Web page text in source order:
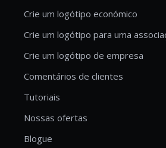
Crie um logótipo económico
Crie um logótipo para uma
Crie um logótipo de empresa
Comentários de clientes
Tutoriais
Nossas ofertas
Blogue